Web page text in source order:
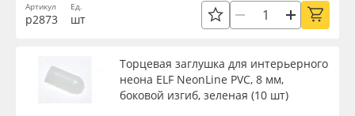
Артикул
р2873
Ед.
шт
Торцевая заглушка для интерьерного
неона ELF NeonLine PVC, 8 мм,
боковой изгиб, зеленая (10 шт)